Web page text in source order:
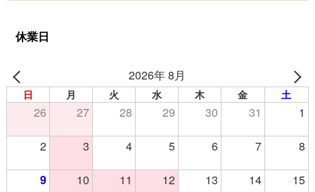
休業日
2026年 8月
日 月 火 水 木 金 土
26 27 28 29 30 31 1
2 3 4 5 6 7 8
9 10 11 12 13 14 15